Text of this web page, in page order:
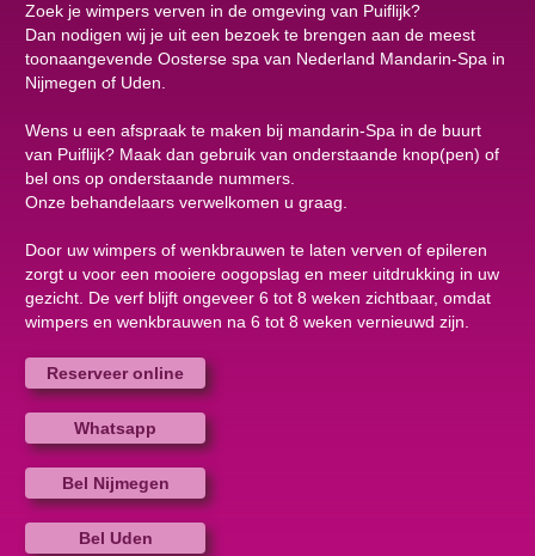
Zoek je wimpers verven in de omgeving van Puiflijk?
Dan nodigen wij je uit een bezoek te brengen aan de meest
toonaangevende Oosterse spa van Nederland Mandarin-Spa in
Nijmegen of Uden.
Wens u een afspraak te maken bij mandarin-Spa in de buurt
van Puiflijk? Maak dan gebruik van onderstaande knop(pen) of
bel ons op onderstaande nummers.
Onze behandelaars verwelkomen u graag.
Door uw wimpers of wenkbrauwen te laten verven of epileren
zorgt u voor een mooiere oogopslag en meer uitdrukking in uw
gezicht. De verf blijft ongeveer 6 tot 8 weken zichtbaar, omdat
wimpers en wenkbrauwen na 6 tot 8 weken vernieuwd zijn.
Reserveer online
Whatsapp
Bel Nijmegen
Bel Uden